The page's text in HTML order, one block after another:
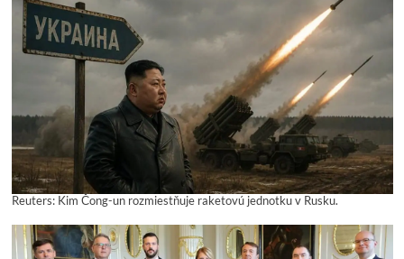
Reuters: Kim Čong-un rozmiestňuje raketovú jednotku v Rusku.